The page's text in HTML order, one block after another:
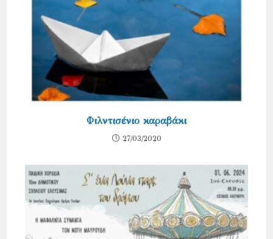
Φιλντισένιο καραβάκι
27/03/2020